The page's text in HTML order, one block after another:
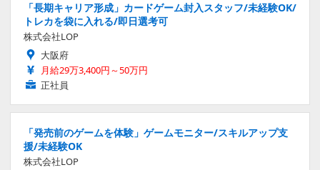
「長期キャリア形成」カードゲーム封入スタッフ/未経験OK/
トレカを袋に入れる/即日選考可
株式会社LOP
大阪府
月給29万3,400円～50万円
正社員
「発売前のゲームを体験」ゲームモニター/スキルアップ支
援/未経験OK
株式会社LOP